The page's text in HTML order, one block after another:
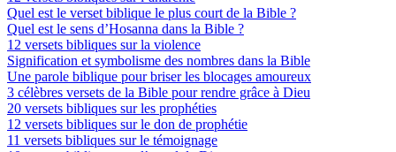
Quel est le verset biblique le plus court de la Bible ?
Quel est le sens d’Hosanna dans la Bible ?
12 versets bibliques sur la violence
Signification et symbolisme des nombres dans la Bible
Une parole biblique pour briser les blocages amoureux
3 célèbres versets de la Bible pour rendre grâce à Dieu
20 versets bibliques sur les prophéties
12 versets bibliques sur le don de prophétie
11 versets bibliques sur le témoignage